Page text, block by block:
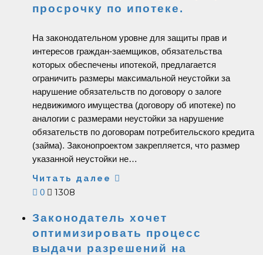
просрочку по ипотеке.
На законодательном уровне для защиты прав и
интересов граждан-заемщиков, обязательства
которых обеспечены ипотекой, предлагается
ограничить размеры максимальной неустойки за
нарушение обязательств по договору о залоге
недвижимого имущества (договору об ипотеке) по
аналогии с размерами неустойки за нарушение
обязательств по договорам потребительского кредита
(займа). Законопроектом закрепляется, что размер
указанной неустойки не…
Читать далее
0 1308
Законодатель хочет
оптимизировать процесс
выдачи разрешений на